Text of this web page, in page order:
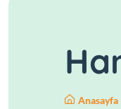
Anasayfa